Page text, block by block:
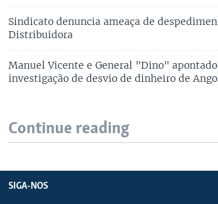
Sindicato denuncia ameaça de
Distribuidora
Manuel Vicente e General "Dino"
investigação de desvio de dinheiro de
Continue reading
SIGA-NOS